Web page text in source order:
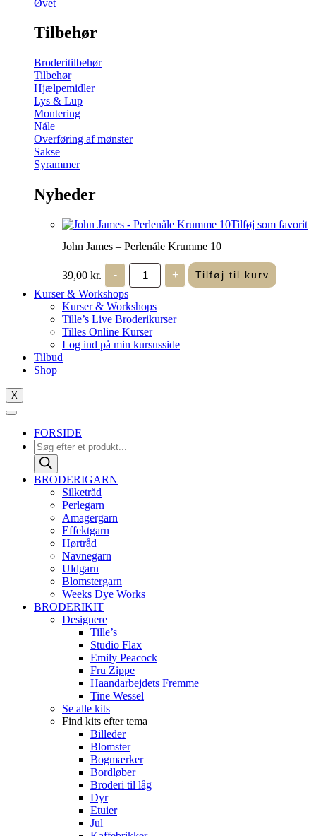
Øvet
Tilbehør
Broderitilbehør
Tilbehør
Hjælpemidler
Lys & Lup
Montering
Nåle
Overføring af mønster
Sakse
Syrammer
Nyheder
Tilføj som favorit
John James – Perlenåle Krumme 10
39,00 kr. -
John
James
-
Perlenåle
Krumme
10
antal
+ Tilføj til kurv
Kurser & Workshops
Kurser & Workshops
Tille’s Live Broderikurser
Tilles Online Kurser
Log ind på min kursusside
Tilbud
Shop
X
FORSIDE
Products
search
BRODERIGARN
Silketråd
Perlegarn
Amagergarn
Effektgarn
Hørtråd
Navnegarn
Uldgarn
Blomstergarn
Weeks Dye Works
BRODERIKIT
Designere
Tille’s
Studio Flax
Emily Peacock
Fru Zippe
Haandarbejdets Fremme
Tine Wessel
Se alle kits
Find kits efter tema
Billeder
Blomster
Bogmærker
Bordløber
Broderi til låg
Dyr
Etuier
Jul